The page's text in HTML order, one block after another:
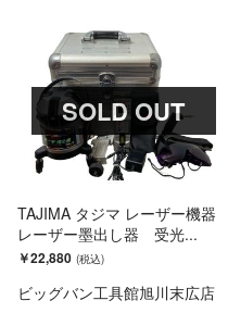
SOLD OUT
TAJIMA タジマ レーザー機器
レーザー墨出し器 受光...
￥22,880
ビッグバン工具館旭川末広店